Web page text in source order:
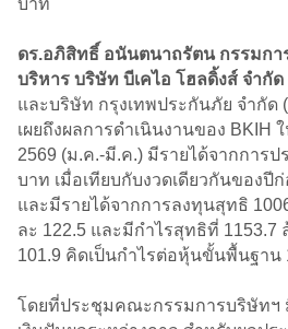
ดร.อภิสิทธิ์ อนันตนาถรัตน กรรมก
บริหาร บริษัท บีเคไอ โฮลดิ้งส์ จำกั
และบริษัท กรุงเทพประกันภัย จำกัด
เผยถึงผลการดำเนินงานของ BKIH
2569 (ม.ค.-มี.ค.) มีรายได้จากการ
บาท เมื่อเทียบกับงวดเดียวกันของปี
และมีรายได้จากการลงทุนสุทธิ
ละ 122.5 และมีกำไรสุทธิที่ 1153.7
101.9 คิดเป็นกำไรต่อหุ้นขั้นพื้นฐาน
โดยที่ประชุมคณะกรรมการบริษัทฯ